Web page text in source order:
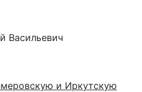
Васильевич
и Иркутскую